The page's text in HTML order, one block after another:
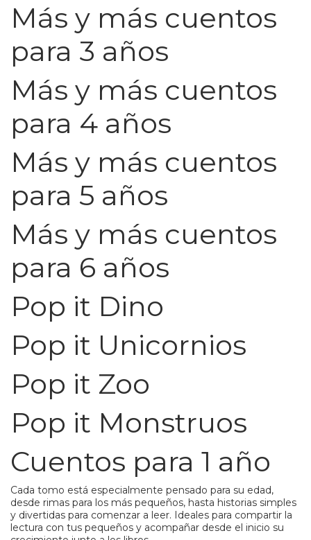
Más y más cuentos
para 3 años
Más y más cuentos
para 4 años
Más y más cuentos
para 5 años
Más y más cuentos
para 6 años
Pop it Dino
Pop it Unicornios
Pop it Zoo
Pop it Monstruos
Cuentos para 1 año
Cada tomo está especialmente pensado para su edad,
desde rimas para los más pequeños, hasta historias simples
y divertidas para comenzar a leer. Ideales para compartir la
lectura con tus pequeños y acompañar desde el inicio su